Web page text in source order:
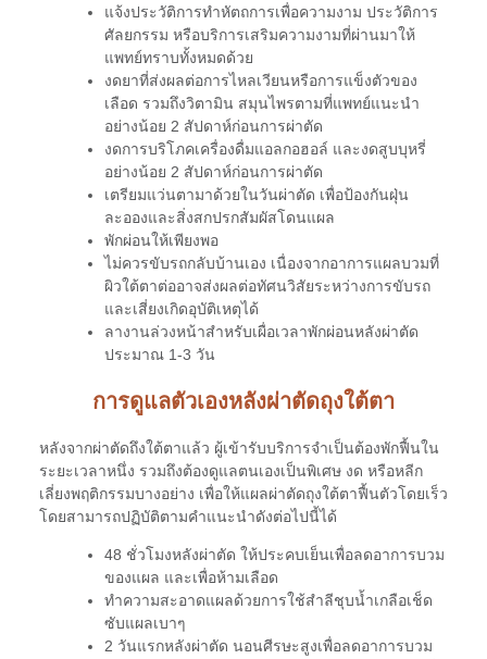
แจ้งประวัติการทำหัตถการเพื่อความงาม ประวัติการ
ศัลยกรรม หรือบริการเสริมความงามที่ผ่านมาให้
แพทย์ทราบทั้งหมดด้วย
งดยาที่ส่งผลต่อการไหลเวียนหรือการแข็งตัวของ
เลือด รวมถึงวิตามิน สมุนไพรตามที่แพทย์แนะนำ
อย่างน้อย 2 สัปดาห์ก่อนการผ่าตัด
งดการบริโภคเครื่องดื่มแอลกอฮอล์ และงดสูบบุหรี่
อย่างน้อย 2 สัปดาห์ก่อนการผ่าตัด
เตรียมแว่นตามาด้วยในวันผ่าตัด เพื่อป้องกันฝุ่น
ละอองและสิ่งสกปรกสัมผัสโดนแผล
พักผ่อนให้เพียงพอ
ไม่ควรขับรถกลับบ้านเอง เนื่องจากอาการแผลบวมที่
ผิวใต้ตาต่ออาจส่งผลต่อทัศนวิสัยระหว่างการขับรถ
และเสี่ยงเกิดอุบัติเหตุได้
ลางานล่วงหน้าสำหรับเผื่อเวลาพักผ่อนหลังผ่าตัด
ประมาณ 1-3 วัน
การดูแลตัวเองหลังผ่าตัดถุงใต้ตา
หลังจากผ่าตัดถึงใต้ตาแล้ว ผู้เข้ารับบริการจำเป็นต้องพักฟื้นใน
ระยะเวลาหนึ่ง รวมถึงต้องดูแลตนเองเป็นพิเศษ งด หรือหลีก
เลี่ยงพฤติกรรมบางอย่าง เพื่อให้แผลผ่าตัดถุงใต้ตาฟื้นตัวโดยเร็ว
โดยสามารถปฏิบัติตามคำแนะนำดังต่อไปนี้ได้
48 ชั่วโมงหลังผ่าตัด ให้ประคบเย็นเพื่อลดอาการบวม
ของแผล และเพื่อห้ามเลือด
ทำความสะอาดแผลด้วยการใช้สำลีชุบน้ำเกลือเช็ด
ซับแผลเบาๆ
2 วันแรกหลังผ่าตัด นอนศีรษะสูงเพื่อลดอาการบวม